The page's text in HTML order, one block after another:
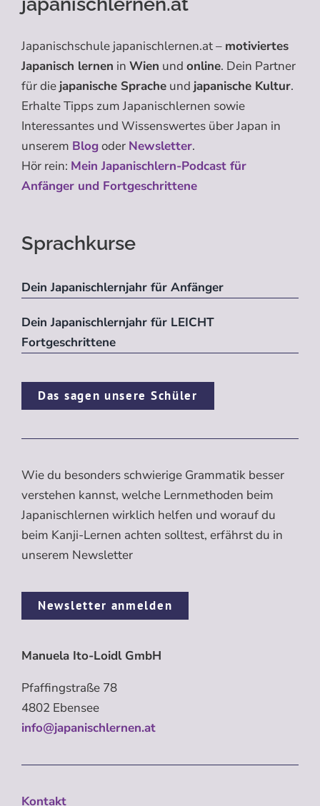
Japanischschule japanischlernen.at – motiviertes
Japanisch lernen in Wien und online. Dein Partner
für die japanische Sprache und japanische Kultur.
Erhalte Tipps zum Japanischlernen sowie
Interessantes und Wissenswertes über Japan in
unserem Blogoder Newsletter.
Hör rein: Mein Japanischlern-Podcast für
Anfänger und Fortgeschrittene
Sprachkurse
Dein Japanischlernjahr für Anfänger
Dein Japanischlernjahr für LEICHT
Fortgeschrittene
Das sagen unsere Schüler
Wie du besonders schwierige Grammatik besser
verstehen kannst, welche Lernmethoden beim
Japanischlernen wirklich helfen und worauf du
beim Kanji-Lernen achten solltest, erfährst du in
unserem Newsletter
Newsletter anmelden
Manuela Ito-Loidl GmbH
Pfaffingstraße 78
4802 Ebensee
info@japanischlernen.at
Kontakt